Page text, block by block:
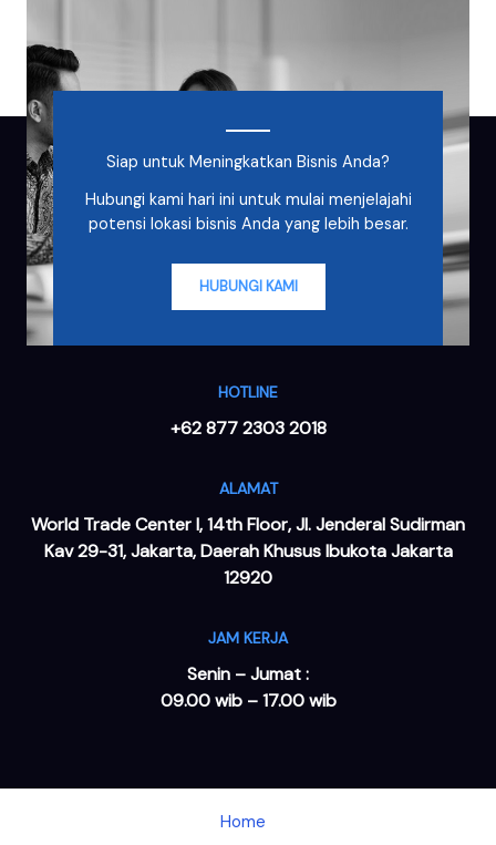
Siap untuk Meningkatkan Bisnis Anda?
Hubungi kami hari ini untuk mulai menjelajahi
potensi lokasi bisnis Anda yang lebih besar.
HUBUNGI KAMI
HOTLINE
+62 877 2303 2018
ALAMAT
World Trade Center I, 14th Floor, Jl. Jenderal Sudirman
Kav 29-31, Jakarta, Daerah Khusus Ibukota Jakarta
12920
JAM KERJA
Senin – Jumat :
09.00 wib – 17.00 wib
Home